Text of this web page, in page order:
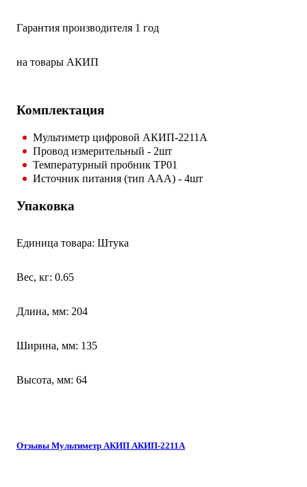
Гарантия производителя 1 год
на товары АКИП
Комплектация
Мультиметр цифровой АКИП-2211А
Провод измерительный - 2шт
Температурный пробник TP01
Источник питания (тип AAA) - 4шт
Упаковка
Единица товара: Штука
Вес, кг: 0.65
Длина, мм: 204
Ширина, мм: 135
Высота, мм: 64
Отзывы Мультиметр АКИП АКИП-2211А